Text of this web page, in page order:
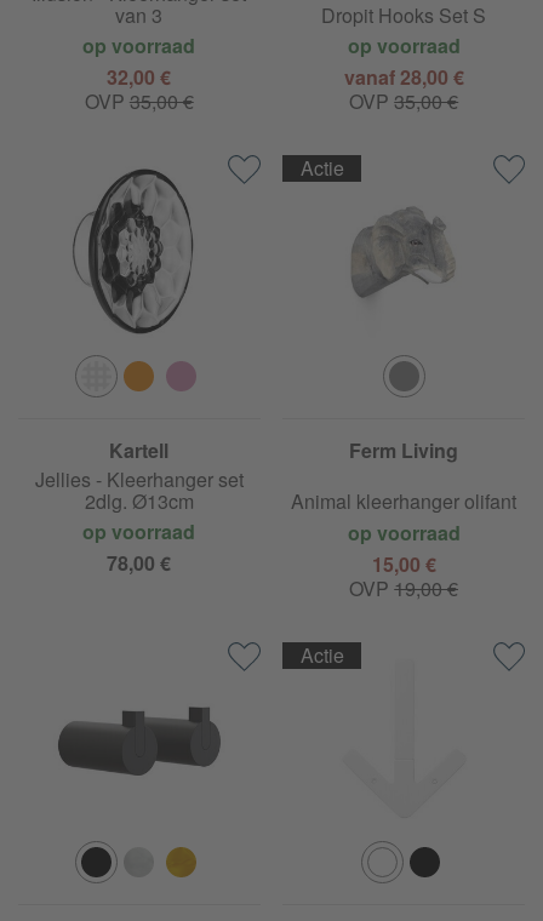
van 3
op voorraad
32,00 €
OVP 35,00 €
Dropit Hooks Set S
op voorraad
vanaf 28,00 €
OVP35,00 €
Kartell
Jellies - Kleerhanger set
2dlg. Ø13cm
op voorraad
78,00 €
Ferm Living
Animal kleerhanger olifant
op voorraad
15,00 €
OVP19,00 €
Actie
Actie